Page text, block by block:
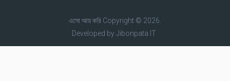
এসো আয় করিCopyright © 2026.
Developed byJibonpata IT